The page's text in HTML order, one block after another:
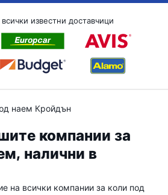
известни доставчици
наем Кройдън
компании за
налични в
на всички компании за коли под